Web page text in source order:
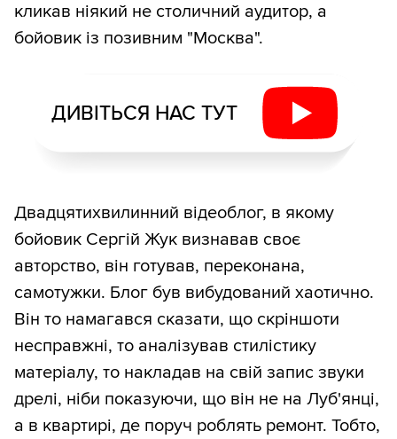
кликав ніякий не столичний аудитор, а
бойовик із позивним "Москва".
ДИВІТЬСЯ НАС ТУТ
Двадцятихвилинний відеоблог, в якому
бойовик Сергій Жук визнавав своє
авторство, він готував, переконана,
самотужки. Блог був вибудований хаотично.
Він то намагався сказати, що скріншоти
несправжні, то аналізував стилістику
матеріалу, то накладав на свій запис звуки
дрелі, ніби показуючи, що він не на Луб'янці,
а в квартирі, де поруч роблять ремонт. Тобто,